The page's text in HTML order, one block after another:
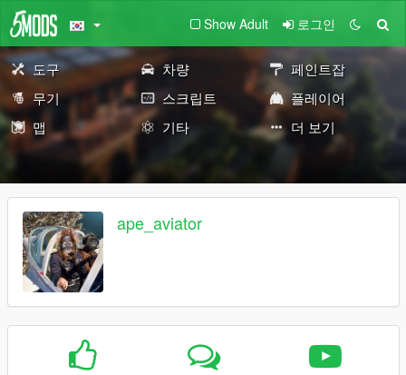
Show Adult 로그인
도구 차량
페인트잡
무기
스크립트
플레이어
맵
기타 더 보기
ape_aviator